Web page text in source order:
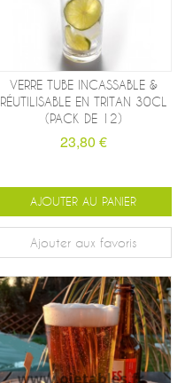
VERRE TUBE INCASSABLE &
RÉUTILISABLE EN TRITAN 30CL
(PACK DE 12)
23,80 €
AJOUTER AU PANIER
Ajouter aux favoris